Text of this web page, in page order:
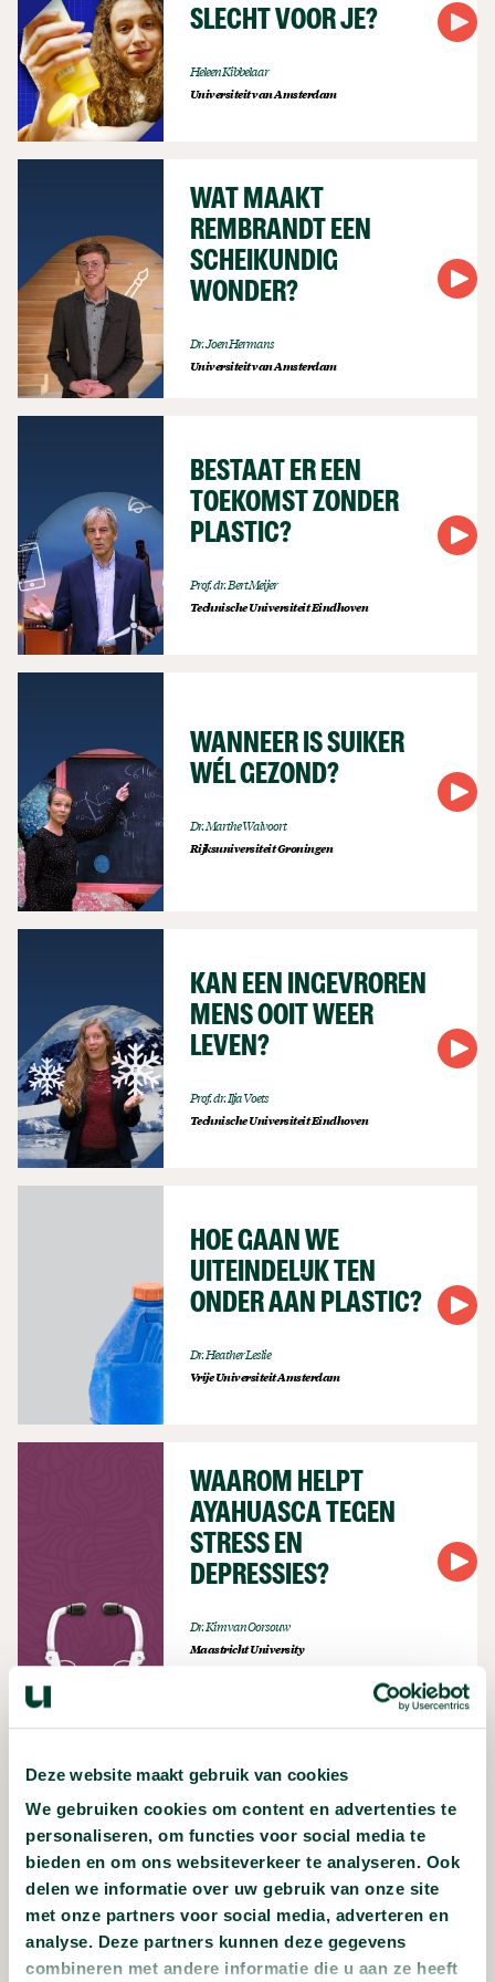
Deze website maakt gebruik van cookies
We gebruiken cookies om content en advertenties te
personaliseren, om functies voor social media te
bieden en om ons websiteverkeer te analyseren. Ook
delen we informatie over uw gebruik van onze site
met onze partners voor social media, adverteren en
analyse. Deze partners kunnen deze gegevens
combineren met andere informatie die u aan ze heeft
SLECHT VOOR JE?
Heleen Kibbelaar
Universiteit van Amsterdam
WAT MAAKT
REMBRANDT EEN
SCHEIKUNDIG
WONDER?
Dr. Joen Hermans
Universiteit van Amsterdam
BESTAAT ER EEN
TOEKOMST ZONDER
PLASTIC?
Prof. dr. Bert Meijer
Technische Universiteit Eindhoven
WANNEER IS SUIKER
WÉL GEZOND?
Dr. Marthe Walvoort
Rijksuniversiteit Groningen
KAN EEN INGEVROREN
MENS OOIT WEER
LEVEN?
Prof. dr. Ilja Voets
Technische Universiteit Eindhoven
HOE GAAN WE
UITEINDELIJK TEN
ONDER AAN PLASTIC?
Dr. Heather Leslie
Vrije Universiteit Amsterdam
WAAROM HELPT
AYAHUASCA TEGEN
STRESS EN
DEPRESSIES?
Dr. Kim van Oorsouw
Maastricht University
VAN EEN BESPOTEN
APPEL GEEN
PROBLEEM?
Prof. dr. Aalt Bast
Maastricht University